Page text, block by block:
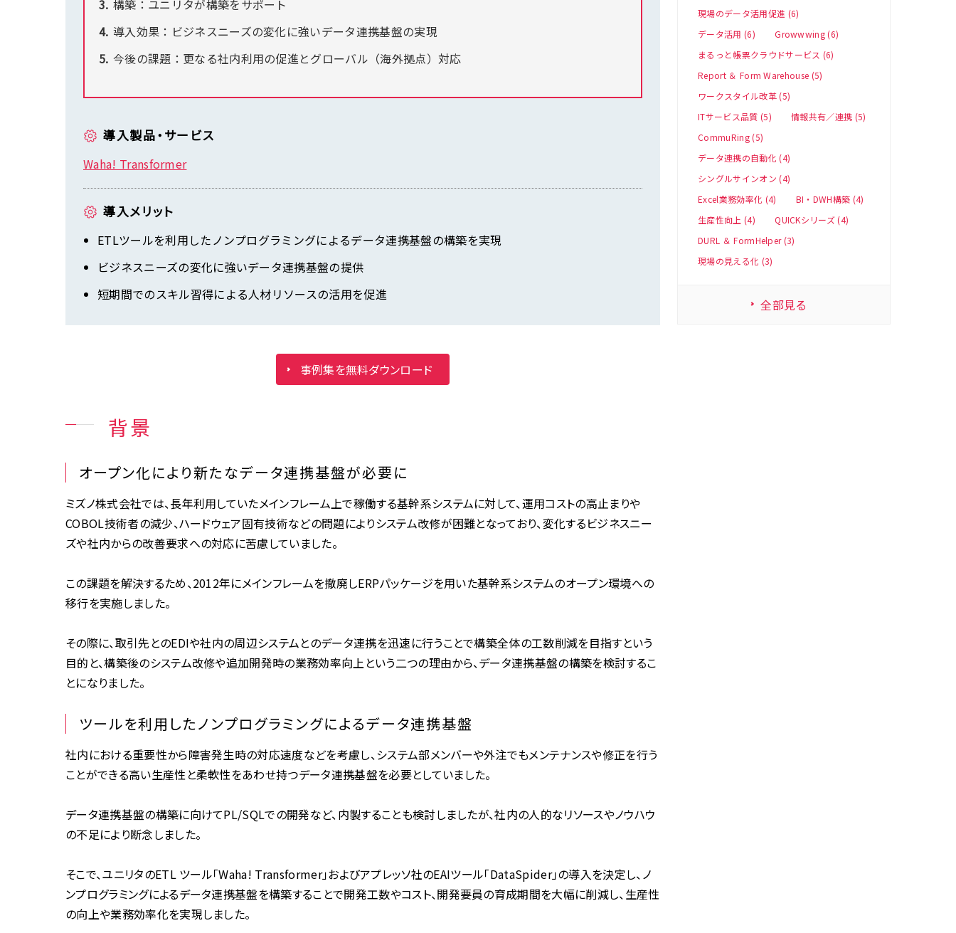
構築：ユニリタが構築をサポート
導入効果：ビジネスニーズの変化に強いデータ連携基盤の実現
今後の課題：更なる社内利用の促進とグローバル（海外拠点）対応
導入製品・サービス
Waha! Transformer
導入メリット
ETLツールを利用したノンプログラミングによるデータ連携基盤の構築を実現
ビジネスニーズの変化に強いデータ連携基盤の提供
短期間でのスキル習得による人材リソースの活用を促進
事例集を無料ダウンロード
背景
オープン化により新たなデータ連携基盤が必要に
ミズノ株式会社では、長年利用していたメインフレーム上で稼働する基幹系システムに対して、運用コストの高止まりや
COBOL技術者の減少、ハードウェア固有技術などの問題によりシステム改修が困難となっており、変化するビジネスニー
ズや社内からの改善要求への対応に苦慮していました。
この課題を解決するため、2012年にメインフレームを撤廃しERPパッケージを用いた基幹系システムのオープン環境への
移行を実施しました。
その際に、取引先とのEDIや社内の周辺システムとのデータ連携を迅速に行うことで構築全体の工数削減を目指すという
目的と、構築後のシステム改修や追加開発時の業務効率向上という二つの理由から、データ連携基盤の構築を検討するこ
とになりました。
ツールを利用したノンプログラミングによるデータ連携基盤
社内における重要性から障害発生時の対応速度などを考慮し、システム部メンバーや外注でもメンテナンスや修正を行う
ことができる高い生産性と柔軟性をあわせ持つデータ連携基盤を必要としていました。
データ連携基盤の構築に向けてPL/SQLでの開発など、内製することも検討しましたが、社内の人的なリソースやノウハウ
の不足により断念しました。
そこで、ユニリタのETL ツール「Waha! Transformer」およびアプレッソ社のEAIツール「DataSpider」の導入を決定し、ノ
ンプログラミングによるデータ連携基盤を構築することで開発工数やコスト、開発要員の育成期間を大幅に削減し、生産性
の向上や業務効率化を実現しました。
現場のデータ活用促進 (6)
データ活用 (6)
Growwwing (6)
まるっと帳票クラウドサービス (6)
Report ＆ Form Warehouse (5)
ワークスタイル改革 (5)
ITサービス品質 (5)
情報共有／連携 (5)
CommuRing (5)
データ連携の自動化 (4)
シングルサインオン (4)
Excel業務効率化 (4)
BI・DWH構築 (4)
生産性向上 (4)
QUICKシリーズ (4)
DURL ＆ FormHelper (3)
現場の見える化 (3)
全部見る